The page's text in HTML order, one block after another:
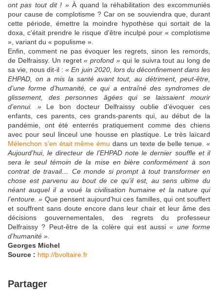
ont pas tout dit ! »À quand la réhabilitation des excommuniés
pour cause de complotisme ? Car on se souviendra que, durant
cette période, émettre la moindre hypothèse qui sortait de la
doxa, c'était prendre le risque d'être inculpé pour « complotisme
», variant du « populisme ».
Enfin, comment ne pas évoquer les regrets, sinon les remords,
de Delfraissy. Un regret« profond » qui le suivra tout au long de
sa vie, nous dit-il :« En juin 2020, lors du déconfinement dans les
EHPAD, on a mis la santé avant tout, au détriment, peut-être,
d’une forme d’humanité, ce qui a entraîné des syndromes de
glissement, des personnes âgées qui se laissaient mourir
d’ennui. »Le bon docteur Delfraissy oublie d’évoquer ces
enfants, ces parents, ces grands-parents qui, au début de la
pandémie, ont été enterrés pratiquement comme des chiens
avec pour seul linceul une housse en plastique. Le très laïcard
Mélenchon s’en était même ému dans un texte de belle tenue.«
Aujourd’hui, le directeur de l’EHPAD note le dernier souffle et il
sera le seul témoin de la mise en bière conformément à son
contrat de travail… Ce monde si prompt à tout transformer en
chose est parvenu au bout de ce qu’il est, au sens ultime du
néant auquel il a voué la civilisation humaine et la nature qui
l’entoure. » Que pensent aujourd’hui ces familles, qui ont souffert
et souffrent sans doute encore dans leur chair et leur âme des
décisions gouvernementales, des regrets du professeur
Delfraissy ? Peut-être de la colère qui est aussi« une forme
d’humanité »
Georges Michel
Source : http://bvoltaire.fr
Partager